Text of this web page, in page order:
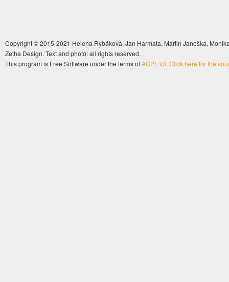
Copyright © 2015-2021 Helena Rybáková, Jan Harmata, Martin Janoška,
Zetha Design. Text and photo: all rights reserved.
This program is Free Software under the terms ofAGPL v3. Click here for the